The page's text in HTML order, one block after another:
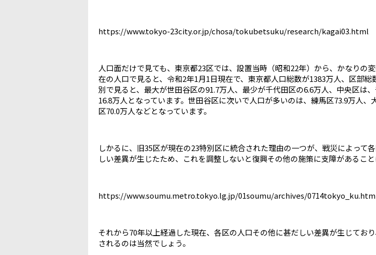
https://www.tokyo-23city.or.jp/chosa/tokubetsuku/research/kagai03.html
人口面だけで見ても、東京都23区では、設置当時（昭和22年）から、かなり
在の人口で見ると、令和2年1月1日現在で、東京都人口総数が1383万人、区部総
別で見ると、最大が世田谷区の91.7万人、最少が千代田区の6.6万人、中央区は
16.8万人となっています。世田谷区に次いで人口が多いのは、練馬区73.9万人、
区70.0万人などとなっています。
しかるに、旧35区が現在の23特別区に統合された理由の一つが、戦災によって
しい差異が生じたため、これを調整しないと復興その他の施策に支障があること
https://www.soumu.metro.tokyo.lg.jp/01soumu/archives/0714tokyo_ku.htm
それから70年以上経過した現在、各区の人口その他に甚だしい差異が生じてお
されるのは当然でしょう。